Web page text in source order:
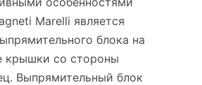
Marelli является
блока на
крышки со стороны
Выпрямительный блок